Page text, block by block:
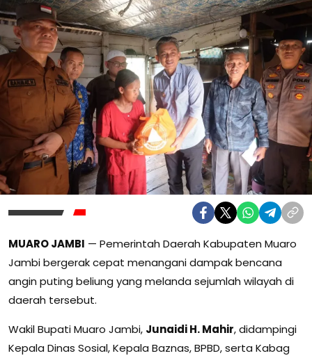
MUARO JAMBI — Pemerintah Daerah Kabupaten Muaro
Jambi bergerak cepat menangani dampak bencana
angin puting beliung yang melanda sejumlah wilayah di
daerah tersebut.
Wakil Bupati Muaro Jambi, Junaidi H. Mahir, didampingi
Kepala Dinas Sosial, Kepala Baznas, BPBD, serta Kabag